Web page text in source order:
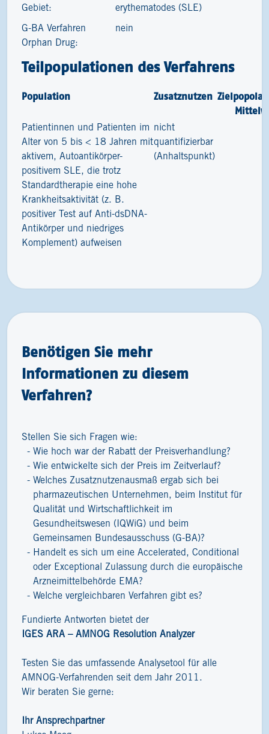
Gebiet:
erythematodes (SLE)
G-BA Verfahren
Orphan Drug:
nein
Teilpopulationen des Verfahrens
Population Zusatznutzen
Patientinnen und Patienten im
Alter von 5 bis < 18 Jahren mit
aktivem, Autoantikörper-
positivem SLE, die trotz
Standardtherapie eine hohe
Krankheitsaktivität (z. B.
positiver Test auf Anti-dsDNA-
Antikörper und niedriges
Komplement) aufweisen
nicht
quantifizierbar
(Anhaltspunkt)
Benötigen Sie mehr
Informationen zu diesem
Verfahren?
Stellen Sie sich Fragen wie:
Wie hoch war der Rabatt der Preisverhandlung?
Wie entwickelte sich der Preis im Zeitverlauf?
Welches Zusatznutzenausmaß ergab sich bei
pharmazeutischen Unternehmen, beim Institut für
Qualität und Wirtschaftlichkeit im
Gesundheitswesen (IQWiG) und beim
Gemeinsamen Bundesausschuss (G-BA)?
Handelt es sich um eine Accelerated, Conditional
oder Exceptional Zulassung durch die europäische
Arzneimittelbehörde EMA?
Welche vergleichbaren Verfahren gibt es?
Fundierte Antworten bietet der
IGES ARA – AMNOG Resolution Analyzer
Testen Sie das umfassende Analysetool für alle
AMNOG-Verfahrenden seit dem Jahr 2011.
Wir beraten Sie gerne:
Ihr Ansprechpartner